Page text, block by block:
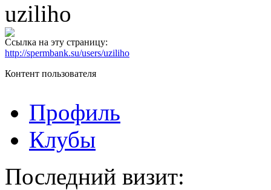
uziliho
Ссылка на эту страницу:
http://spermbank.su/users/uziliho
Контент пользователя
Профиль
Клубы
Последний визит: